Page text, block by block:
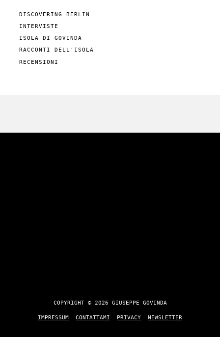
DISCOVERING BERLIN
INTERVISTE
ISOLA DI GOVINDA
RACCONTI DELL'ISOLA
RECENSIONI
COPYRIGHT © 2026 GIUSEPPE GOVINDA
IMPRESSUM CONTATTAMI PRIVACY NEWSLETTER